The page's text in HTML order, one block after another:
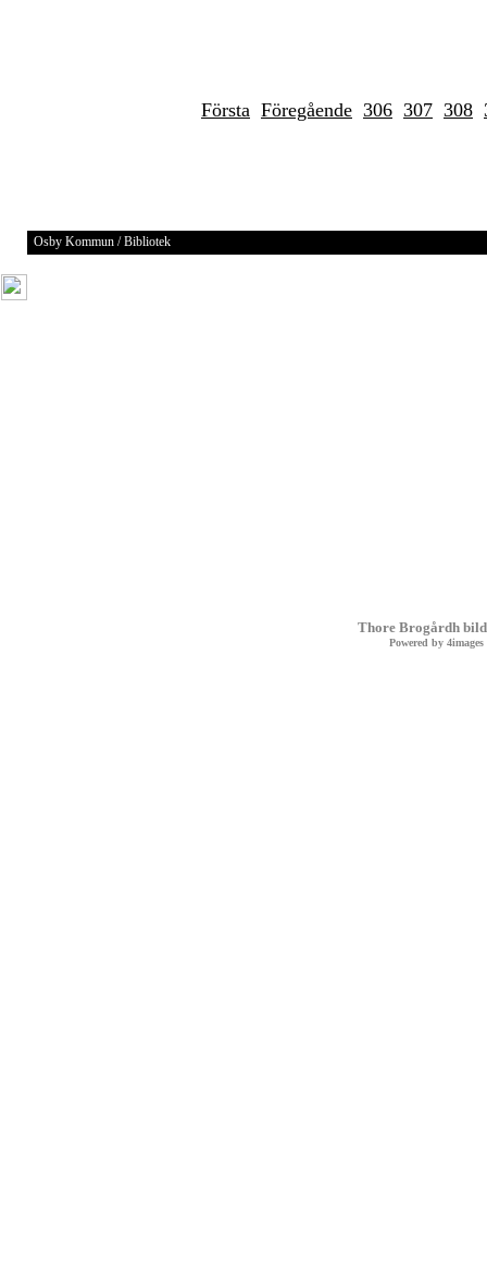
Första Föregående 306 307 308
Osby Kommun / Bibliotek
Thore Brogårdh
Powered by 4images